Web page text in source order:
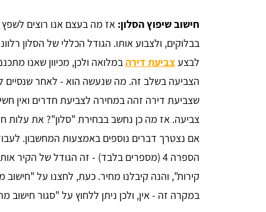
חישוב שיפוץ הסלון: אז מה בעצם אנו רוצים
בבלוקים, ולצבוע אותו. הגודל הכללי של הסלון
לבצעצביעת דירהבמלואה ולכן, מכיוון שאנו
הצביעה בשלב זה. מה שנעשה הוא - לאחר שנסיים
אם נצטרך דברים נוספים באמצעות המחשבון.
הספרה 4 (מספרים בלבד) - זה הגודל של
קירות", והנה קיבלנו מחיר. כעת, לחצנו על
במקרה זה - אין, ולכן ניתן ללחוץ על "סגור חישוב